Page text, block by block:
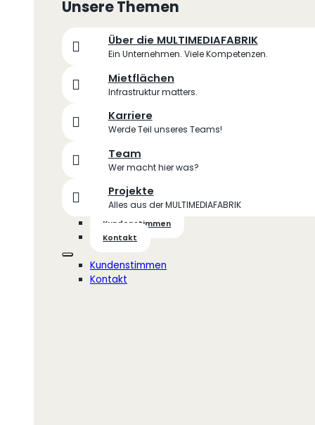
Unsere Themen
Über die MULTIMEDIAFABRIK
Ein Unternehmen. Viele Kompetenzen.
Mietflächen
Infrastruktur matters.
Karriere
Werde Teil unseres Teams!
Team
Wer macht hier was?
Projekte
Alles aus der MULTIMEDIAFABRIK
Kundenstimmen
Kontakt
Kundenstimmen
Kontakt